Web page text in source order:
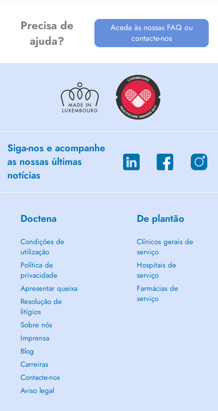
Precisa de
ajuda?
Aceda às nossas FAQ ou
contacte-nos
Siga-nos e acompanhe
as nossas últimas
notícias
Doctena
Condições de
utilização
Política de
privacidade
Apresentar queixa
Resolução de
litígios
Sobre nós
Imprensa
Blog
Carreiras
Contacte-nos
Aviso legal
De plantão
Clínicos gerais de
serviço
Hospitais de
serviço
Farmácias de
serviço